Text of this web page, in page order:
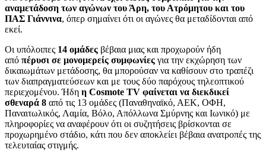
αναμετάδοση των αγώνων του Άρη, του Ατρόμητου και του
ΠΑΣ Γιάννινα, όπερ σημαίνει ότι οι αγώνες θα μεταδίδονται από
εκεί.
Οι υπόλοιπες 14 ομάδες βέβαια μιας και προχωρούν ήδη
από πέρυσι σε μονομερείς συμφωνίες για την εκχώρηση των
δικαιωμάτων μετάδοσης, θα μπορούσαν να καθίσουν στο τραπέζι
των διαπραγματεύσεων και με τους δύο παρόχους τηλεοπτικού
περιεχομένου. Ήδη η Cosmote TV φαίνεται να διεκδικεί
σθεναρά 8 από τις 13 ομάδες (Παναθηναϊκό, ΑΕΚ, ΟΦΗ,
Παναιτωλικός, Λαμία, Βόλο, Απόλλωνα Σμύρνης και Ιωνικό) με
πληροφορίες να αναφέρουν ότι οι συζητήσεις βρίσκονται σε
προχωρημένο στάδιο, κάτι που δεν αποκλείει βέβαια ανατροπές της
τελευταίας στιγμής.